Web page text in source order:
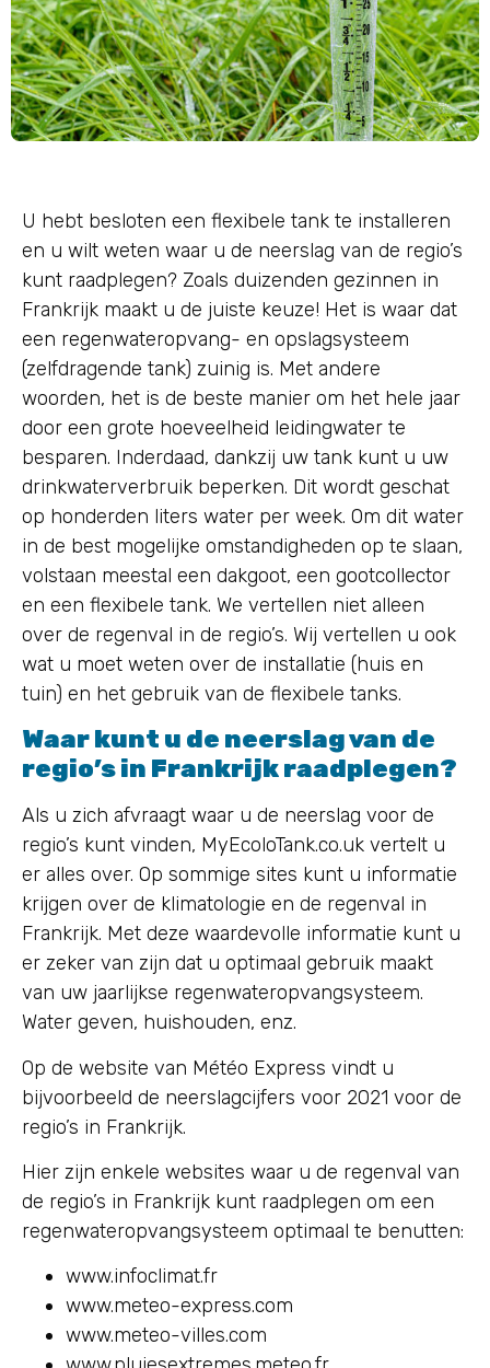
U hebt besloten een flexibele tank te installeren
en u wilt weten waar u de neerslag van de regio’s
kunt raadplegen? Zoals duizenden gezinnen in
Frankrijk maakt u de juiste keuze! Het is waar dat
een regenwateropvang- en opslagsysteem
(zelfdragende tank) zuinig is. Met andere
woorden, het is de beste manier om het hele jaar
door een grote hoeveelheid leidingwater te
besparen. Inderdaad, dankzij uw tank kunt u uw
drinkwaterverbruik beperken. Dit wordt geschat
op honderden liters water per week. Om dit water
in de best mogelijke omstandigheden op te slaan,
volstaan meestal een dakgoot, een gootcollector
en een flexibele tank. We vertellen niet alleen
over de regenval in de regio’s. Wij vertellen u ook
wat u moet weten over de installatie (huis en
tuin) en het gebruik van de flexibele tanks.
Waar kunt u de neerslag van de
regio’s in Frankrijk raadplegen?
Als u zich afvraagt waar u de neerslag voor de
regio’s kunt vinden, MyEcoloTank.co.uk vertelt u
er alles over. Op sommige sites kunt u informatie
krijgen over de klimatologie en de regenval in
Frankrijk. Met deze waardevolle informatie kunt u
er zeker van zijn dat u optimaal gebruik maakt
van uw jaarlijkse regenwateropvangsysteem.
Water geven, huishouden, enz.
Op de website van Météo Express vindt u
bijvoorbeeld de neerslagcijfers voor 2021 voor de
regio’s in Frankrijk.
Hier zijn enkele websites waar u de regenval van
de regio’s in Frankrijk kunt raadplegen om een
regenwateropvangsysteem optimaal te benutten:
www.infoclimat.fr
www.meteo-express.com
www.meteo-villes.com